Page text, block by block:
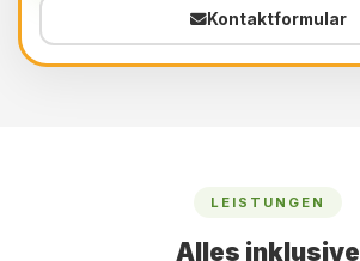
Kontaktformular
LEISTUNGEN
Alles inklusive